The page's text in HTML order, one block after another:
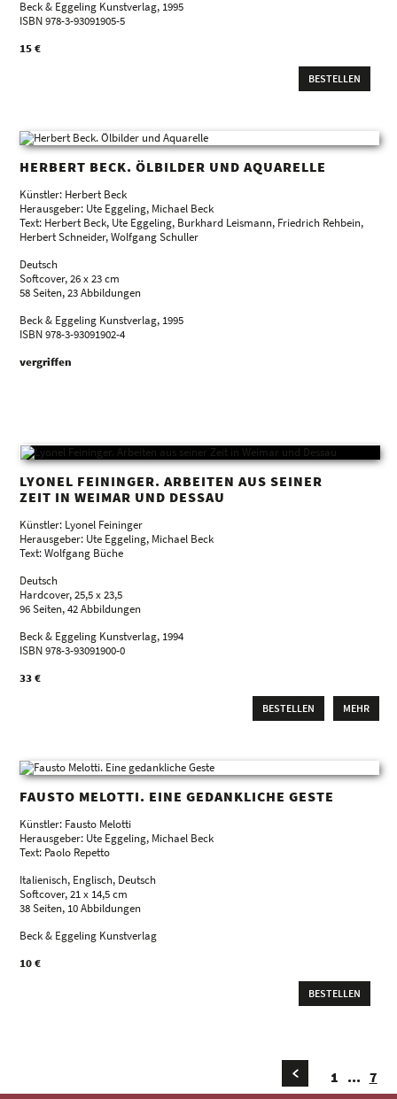
Beck & Eggeling Kunstverlag, 1995
ISBN 978-3-93091905-5
15 €
BESTELLEN
HERBERT BECK. ÖLBILDER UND AQUARELLE
Künstler: Herbert Beck
Herausgeber: Ute Eggeling, Michael Beck
Text: Herbert Beck, Ute Eggeling, Burkhard Leismann, Friedrich Rehbein,
Herbert Schneider, Wolfgang Schuller
Deutsch
Softcover, 26 x 23 cm
58 Seiten, 23 Abbildungen
Beck & Eggeling Kunstverlag, 1995
ISBN 978-3-93091902-4
vergriffen
LYONEL FEININGER. ARBEITEN AUS SEINER
ZEIT IN WEIMAR UND DESSAU
Künstler: Lyonel Feininger
Herausgeber: Ute Eggeling, Michael Beck
Text: Wolfgang Büche
Deutsch
Hardcover, 25,5 x 23,5
96 Seiten, 42 Abbildungen
Beck & Eggeling Kunstverlag, 1994
ISBN 978-3-93091900-0
33 €
BESTELLEN MEHR
FAUSTO MELOTTI. EINE GEDANKLICHE GESTE
Künstler: Fausto Melotti
Herausgeber: Ute Eggeling, Michael Beck
Text: Paolo Repetto
Italienisch, Englisch, Deutsch
Softcover, 21 x 14,5 cm
38 Seiten, 10 Abbildungen
Beck & Eggeling Kunstverlag
10 €
BESTELLEN
1 ... 7